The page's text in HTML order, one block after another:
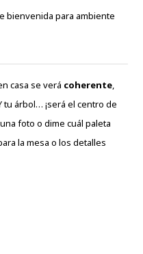
bienvenida para ambiente
casa se verá coherente,
tu árbol… ¡será el centro de
foto o dime cuál paleta
la mesa o los detalles